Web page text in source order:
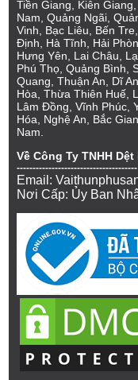
Tiền Giang, Kiên
Nam, Quảng Ngãi,
Vinh, Bạc Liêu, Bến
Định, Hà Tĩnh, Hải
Hưng Yên, Lai Châu,
Phú Thọ, Quảng Bình,
Quang, Thuận An, Dĩ
Hòa, Thừa Thiên Huế,
Lâm Đồng, Vĩnh Phúc,
Hóa, Nghệ An, Bắc
Nam.
Về Công Ty TNHH
--------------------------------------
Email:
Nơi Cấp: Ủy Ban